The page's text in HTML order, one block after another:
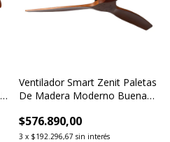
Ventilador Smart Zenit Paletas
De Madera Moderno Buena
$576.890,00
3 x $192.296,67 sin interés